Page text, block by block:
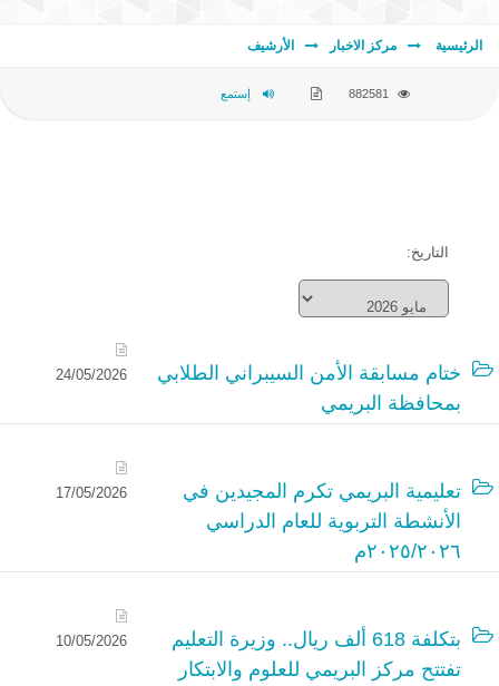
الرئيسية مركز الاخبار الأرشيف
882581 إستمع
التاريخ:
ختام مسابقة الأمن السيبراني الطلابي
بمحافظة البريمي
24/05/2026
تعليمية البريمي تكرم المجيدين في
الأنشطة التربوية للعام الدراسي
٢٠٢٥/٢٠٢٦م
17/05/2026
بتكلفة 618 ألف ريال.. وزيرة التعليم
تفتتح مركز البريمي للعلوم والابتكار
10/05/2026